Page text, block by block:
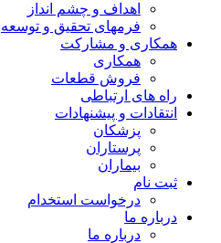
اهداف و چشم انداز
فرمهای تحقیق و توسعه
همکاری و مشارکت
همکاری
فروش قطعات
راه های ارتباطی
انتقادات و پيشنهادات
پزشكان
پرستاران
بيماران
ثبت نام
درخواست استخدام
درباره ما
درباره ما